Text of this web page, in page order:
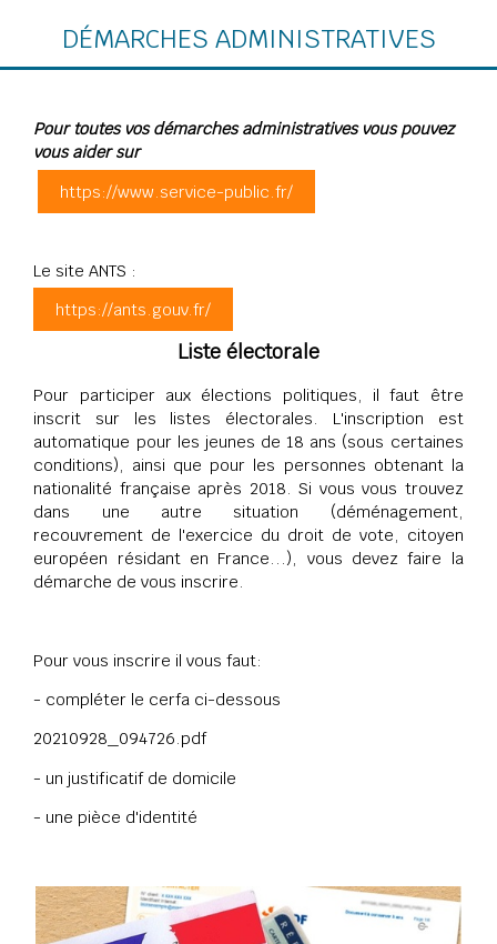
DÉMARCHES ADMINISTRATIVES
Pour toutes vos démarches administratives vous pouvez
vous aider sur
https://www.service-public.fr/
Le site ANTS :
https://ants.gouv.fr/
Liste électorale
Pour participer aux élections politiques, il faut être
inscrit sur les listes électorales. L'inscription est
automatique pour les jeunes de 18 ans (sous certaines
conditions), ainsi que pour les personnes obtenant la
nationalité française après 2018. Si vous vous trouvez
dans une autre situation (déménagement,
recouvrement de l'exercice du droit de vote, citoyen
européen résidant en France...), vous devez faire la
démarche de vous inscrire.
Pour vous inscrire il vous faut:
- compléter le cerfa ci-dessous
20210928_094726.pdf
- un justificatif de domicile
- une pièce d'identité